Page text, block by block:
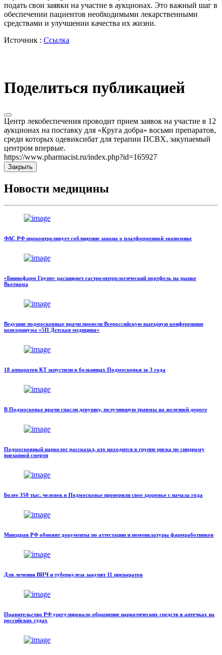
подать свои заявки на участие в аукционах. Это важный шаг в
обеспечении пациентов необходимыми лекарственными
средствами и улучшении качества их жизни.
Источник : Ссылка
Поделиться публикацией
Центр лекобеспечения проводит прием заявок на участие в 12
аукционах на поставку для «Круга добра» восьми препаратов,
среди которых одевиксибат для терапии ПСВХ, закупаемый
центром впервые.
https://www.pharmacist.ru/index.php?id=165927
Закрыть
Новости медицины
ФАС РФ проконтролирует соблюдение закона о платформенной экономике
«Биннофарм Групп» расширяет гастроэнтерологический портфель на рынке
Вьетнама
Ведущие подмосковные врачи провели Всероссийскую выездную конференцию
консорциума «5П Детская медицина»
18 аппаратов КТ запустили в больницах Подмосковья за 3 года
В Подмосковье врачи спасли девушку, получившую травмы на железной дороге
Подмосковный нарколог рассказал, кто находится в группе риска по синдрому
внезапной смерти
Более 350 тыс. человек в Подмосковье проверили свое здоровье с начала года
Минздрав РФ обновит документы по аттестации и номенклатуры фармработников
Для лечения ВИЧ и туберкулеза закупят 11 препаратов
Правительство РФ урегулировало обращение наркотических средств в аптечках на
российских судах